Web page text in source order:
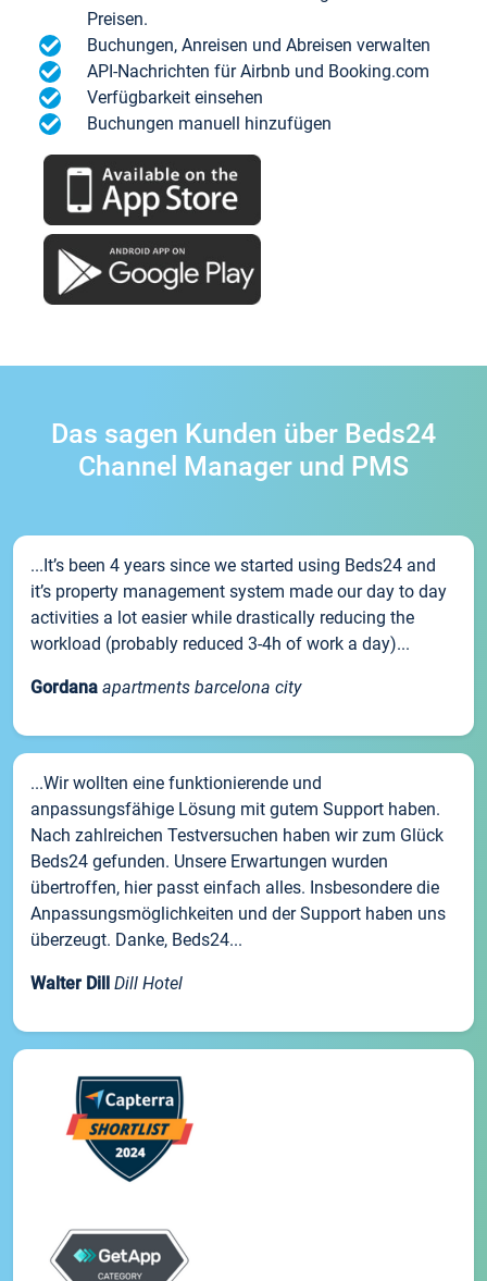
Preisen.
Buchungen, Anreisen und Abreisen verwalten
API-Nachrichten für Airbnb und Booking.com
Verfügbarkeit einsehen
Buchungen manuell hinzufügen
Das sagen Kunden über Beds24
Channel Manager und PMS
...It’s been 4 years since we started using Beds24 and
it’s property management system made our day to day
activities a lot easier while drastically reducing the
workload (probably reduced 3-4h of work a day)...
Gordana apartments barcelona city
...Wir wollten eine funktionierende und
anpassungsfähige Lösung mit gutem Support haben.
Nach zahlreichen Testversuchen haben wir zum Glück
Beds24 gefunden. Unsere Erwartungen wurden
übertroffen, hier passt einfach alles. Insbesondere die
Anpassungsmöglichkeiten und der Support haben uns
überzeugt. Danke, Beds24...
Walter Dill Dill Hotel